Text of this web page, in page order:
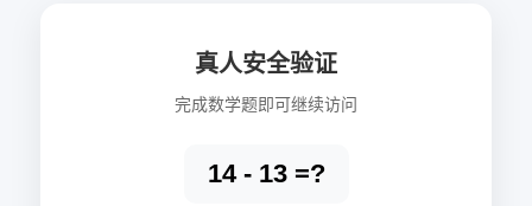
真人安全验证
完成数学题即可继续访问
14 - 13 =?